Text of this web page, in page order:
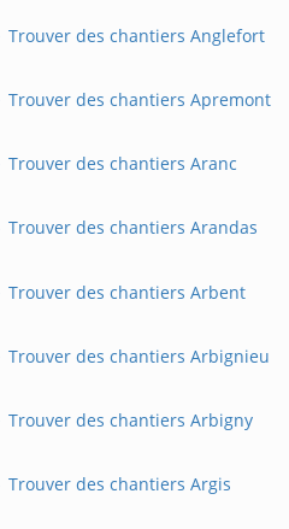
Trouver des chantiers Anglefort
Trouver des chantiers Apremont
Trouver des chantiers Aranc
Trouver des chantiers Arandas
Trouver des chantiers Arbent
Trouver des chantiers Arbignieu
Trouver des chantiers Arbigny
Trouver des chantiers Argis